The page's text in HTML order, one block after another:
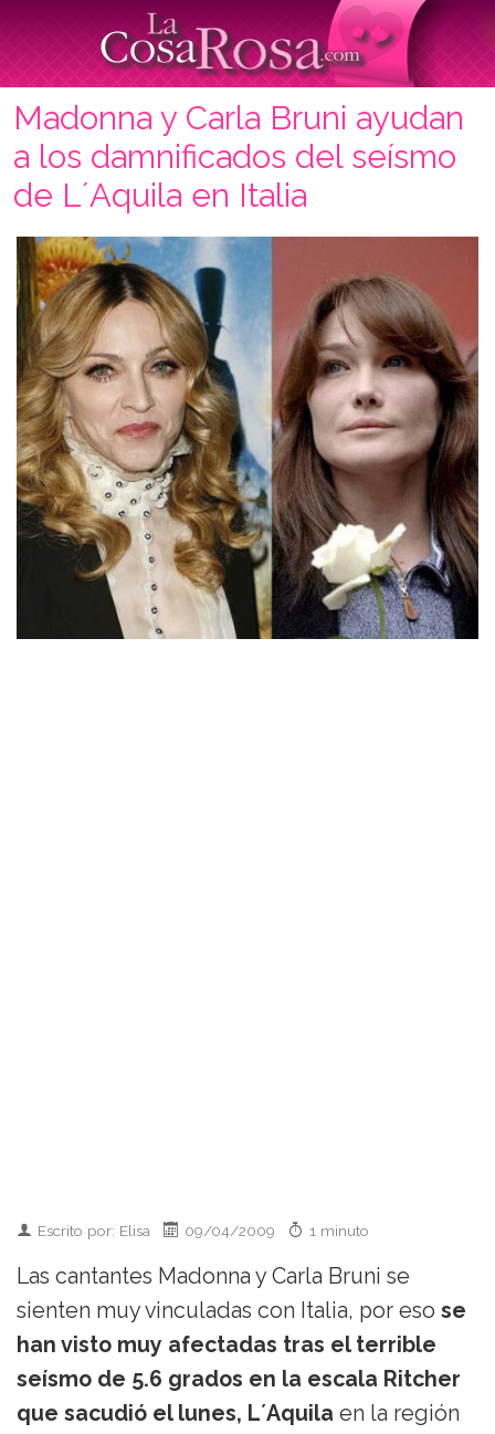
Madonna y Carla Bruni ayudan
a los damnificados del seísmo
de L´Aquila en Italia
Escrito por: Elisa 09/04/2009 1 minuto
Las cantantes Madonna y Carla Bruni se
sienten muy vinculadas con Italia, por eso se
han visto muy afectadas tras el terrible
seísmo de 5.6 grados en la escala Ritcher
que sacudió el lunes, L´Aquila en la región